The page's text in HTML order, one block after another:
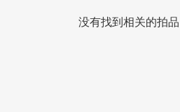
没有找到相关的拍